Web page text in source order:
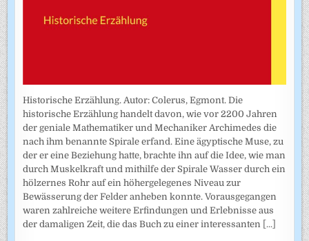
Historische Erzählung. Autor: Colerus, Egmont. Die
historische Erzählung handelt davon, wie vor 2200 Jahren
der geniale Mathematiker und Mechaniker Archimedes die
nach ihm benannte Spirale erfand. Eine ägyptische Muse, zu
der er eine Beziehung hatte, brachte ihn auf die Idee, wie man
durch Muskelkraft und mithilfe der Spirale Wasser durch ein
hölzernes Rohr auf ein höhergelegenes Niveau zur
Bewässerung der Felder anheben konnte. Vorausgegangen
waren zahlreiche weitere Erfindungen und Erlebnisse aus
der damaligen Zeit, die das Buch zu einer interessanten [...]